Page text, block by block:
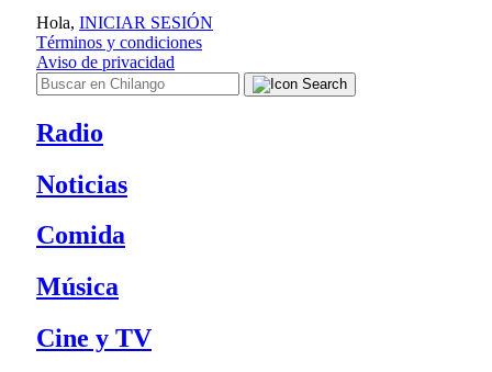
Hola, INICIAR SESIÓN
Términos y condiciones
Aviso de privacidad
Radio
Noticias
Comida
Música
Cine y TV